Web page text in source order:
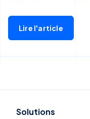
Lire l'article
Solutions